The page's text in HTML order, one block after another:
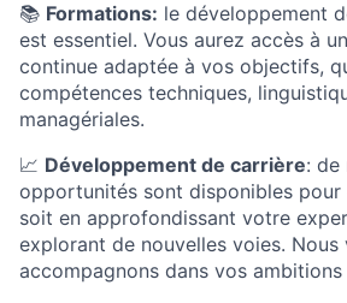
📚 Formations: le développement
est essentiel. Vous aurez accès à
continue adaptée à vos objectifs,
compétences techniques,
managériales.
📈 Développement de carrière: de
opportunités sont disponibles pour
soit en approfondissant votre
explorant de nouvelles voies. Nous
accompagnons dans vos